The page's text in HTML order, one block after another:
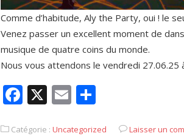
Comme d’habitude, Aly the Party, oui ! le
Venez passer un excellent moment de
musique de quatre coins du monde.
Nous vous attendons le vendredi 27.06.25
Facebook
X Email
Catégorie : Uncategorized Laisser un